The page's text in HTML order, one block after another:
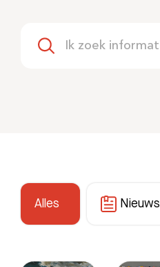
Alles Nieuws